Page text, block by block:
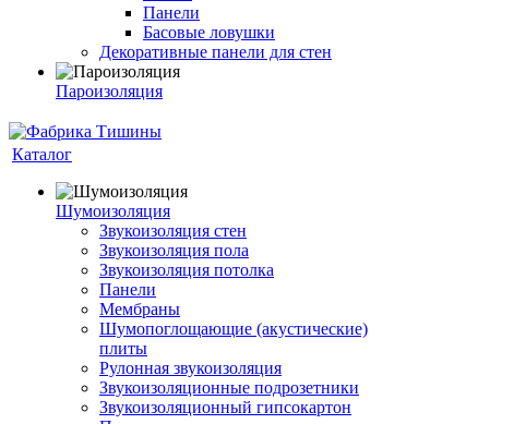
Панели
Басовые ловушки
Декоративные панели для стен
Пароизоляция
Каталог
Шумоизоляция
Звукоизоляция стен
Звукоизоляция пола
Звукоизоляция потолка
Панели
Мембраны
Шумопоглощающие (акустические)
плиты
Рулонная звукоизоляция
Звукоизоляционные подрозетники
Звукоизоляционный гипсокартон